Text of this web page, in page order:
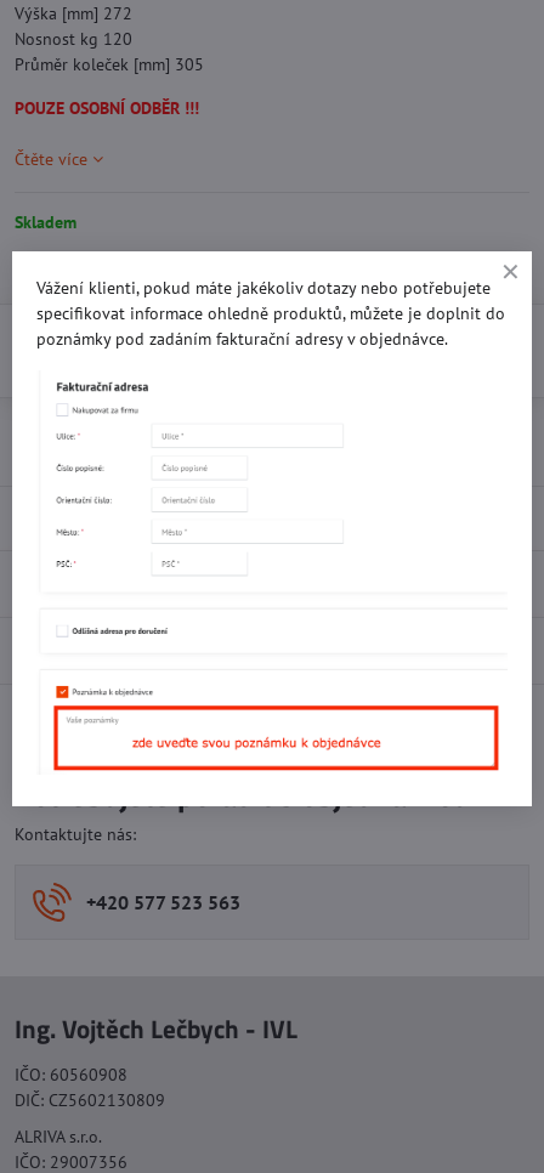
Výška [mm] 272
Nosnost kg 120
Průměr koleček [mm] 305
POUZE OSOBNÍ ODBĚR !!!
Čtěte více
Skladem
Do košíku
Přidat k Oblíbeným
FacebookTwitterBlueskyPinterestReddit LinkedIn
Potřebujete poradit s objednávkou?
Kontaktujte nás:
+420 577 523 563
Ing. Vojtěch Lečbych - IVL
IČO: 60560908
DIČ: CZ5602130809
ALRIVA s.r.o.
IČO: 29007356
Vážení klienti, pokud máte jakékoliv dotazy nebo potřebujete
specifikovat informace ohledně produktů, můžete je doplnit do
poznámky pod zadáním fakturační adresy v objednávce.